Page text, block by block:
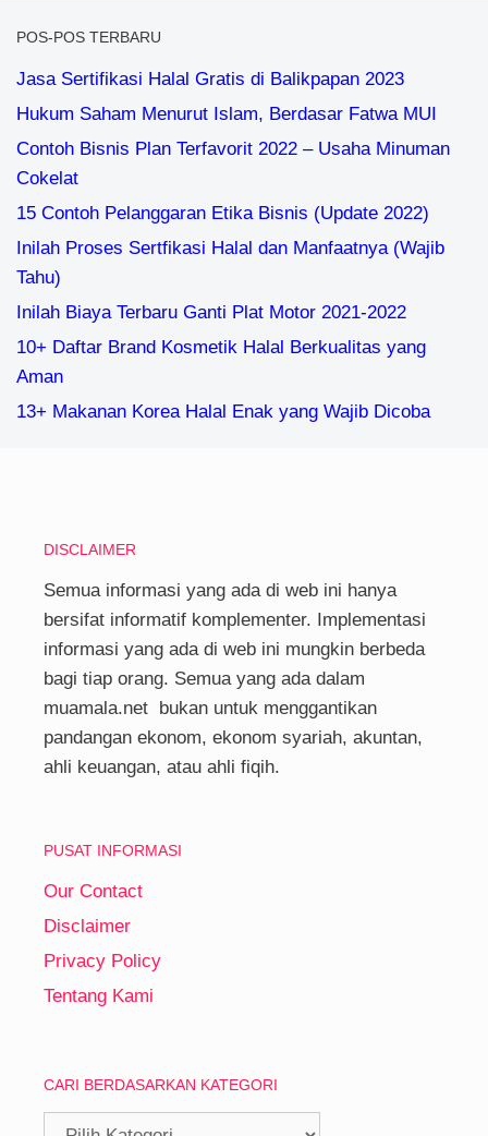
POS-POS TERBARU
Jasa Sertifikasi Halal Gratis di Balikpapan 2023
Hukum Saham Menurut Islam, Berdasar Fatwa MUI
Contoh Bisnis Plan Terfavorit 2022 – Usaha Minuman
Cokelat
15 Contoh Pelanggaran Etika Bisnis (Update 2022)
Inilah Proses Sertfikasi Halal dan Manfaatnya (Wajib
Tahu)
Inilah Biaya Terbaru Ganti Plat Motor 2021-2022
10+ Daftar Brand Kosmetik Halal Berkualitas yang
Aman
13+ Makanan Korea Halal Enak yang Wajib Dicoba
DISCLAIMER
Semua informasi yang ada di web ini hanya
bersifat informatif komplementer. Implementasi
informasi yang ada di web ini mungkin berbeda
bagi tiap orang. Semua yang ada dalam
muamala.net bukan untuk menggantikan
pandangan ekonom, ekonom syariah, akuntan,
ahli keuangan, atau ahli fiqih.
PUSAT INFORMASI
Our Contact
Disclaimer
Privacy Policy
Tentang Kami
CARI BERDASARKAN KATEGORI
Cari